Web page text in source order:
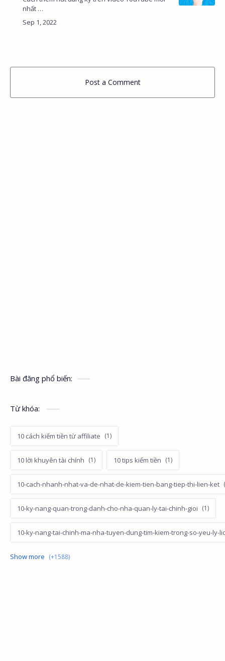
nhất …
Post a Comment
Bài đăng phổ biến:
Từ khóa:
10 cách kiếm tiền từ affiliate
10 lời khuyên tài chính 10 tips kiếm tiền
10-cach-nhanh-nhat-va-de-nhat-de-kiem-tien-bang-tiep-thi-lien-ket
10-ky-nang-quan-trong-danh-cho-nha-quan-ly-tai-chinh-gioi
10-ky-nang-tai-chinh-ma-nha-tuyen-dung-tim-kiem-trong-so-yeu-ly-
10-loi-khuyen-quan-trong-cho-viec-quan-ly-tai-chinh